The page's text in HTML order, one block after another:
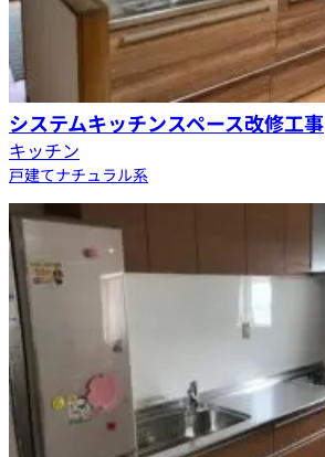
システムキッチンスペース改修工事
キッチン
戸建てナチュラル系